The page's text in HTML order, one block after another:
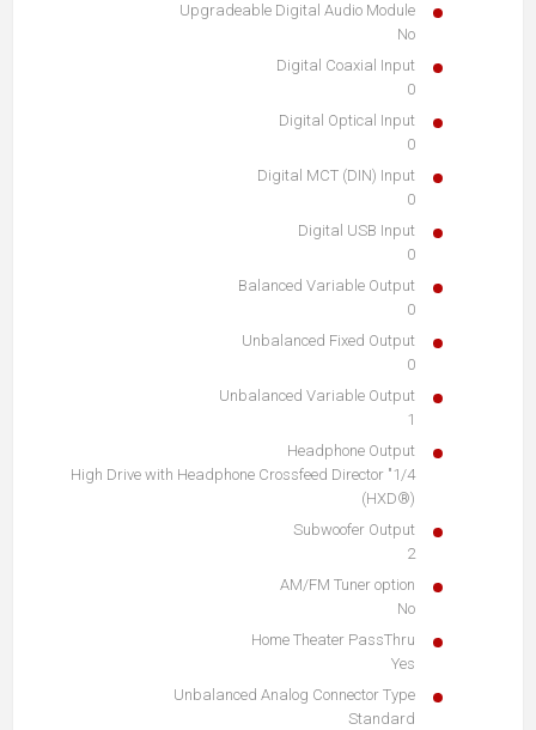
Upgradeable Digital Audio Module
No
Digital Coaxial Input
0
Digital Optical Input
0
Digital MCT (DIN) Input
0
Digital USB Input
0
Balanced Variable Output
0
Unbalanced Fixed Output
0
Unbalanced Variable Output
1
Headphone Output
1/4" High Drive with Headphone Crossfeed Director
(HXD®)
Subwoofer Output
2
AM/FM Tuner option
No
Home Theater PassThru
Yes
Unbalanced Analog Connector Type
Standard